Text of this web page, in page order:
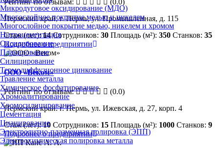
Микродуговое оксидирование (МДО)
Многослойное покрытие медью и никелем
Многослойное покрытие медью, никелем и хромом
Нитроцементация
Оксидирование
Плакирование
Силицирование
Термодиффузионное цинкование
Травление металла
Химическое фосфатирование
Хромоалитирование
Хромосилицирование
Цементация
Цианирование
Электролитно-плазменная полировка (ЭПП)
Электрохимическая полировка металла
Рейтинг по отзывам:
(0.0)
Пермский край, г. Пермь, ул. Промышленная, д. 115
Стаж (лет):14 Сотрудников: 30 Площадь (м²): 350 Станков: 35
Подробнее о предприятии
ООО «Веком»
Рейтинг по отзывам:
(0.0)
Пермский край. г. Пермь, ул. Ижевская, д. 27, корп. 4
Стаж (лет):10 Сотрудников: 15 Площадь (м²): 1000 Станков: 9
Подробнее о предприятии